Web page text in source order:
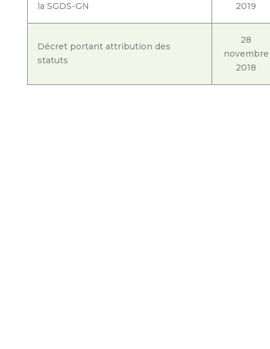
la SGDS-GN
2019
Décret portant attribution des
statuts
28
novembre
2018